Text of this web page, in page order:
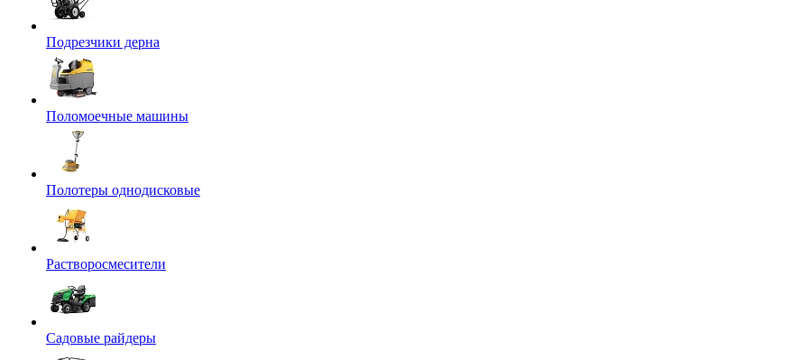
Подрезчики дерна
Поломоечные машины
Полотеры однодисковые
Растворосмесители
Садовые райдеры